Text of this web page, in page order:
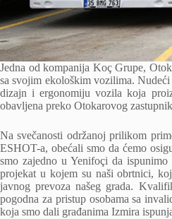
Jedna od kompanija Koç Grupe,
sa svojim ekološkim vozilima.
dizajn i ergonomiju vozila koja
obavljena preko Otokarovog
Na svečanosti održanoj prilikom
ESHOT-a, obećali smo da ćemo
smo zajedno u Yenifoçi da
projekat u kojem su naši obrtnici,
javnog prevoza našeg grada.
pogodna za pristup osobama sa
koja smo dali građanima Izmira